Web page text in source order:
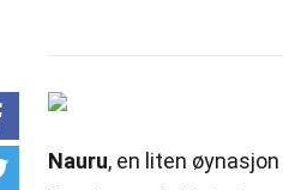
Nauru, en liten